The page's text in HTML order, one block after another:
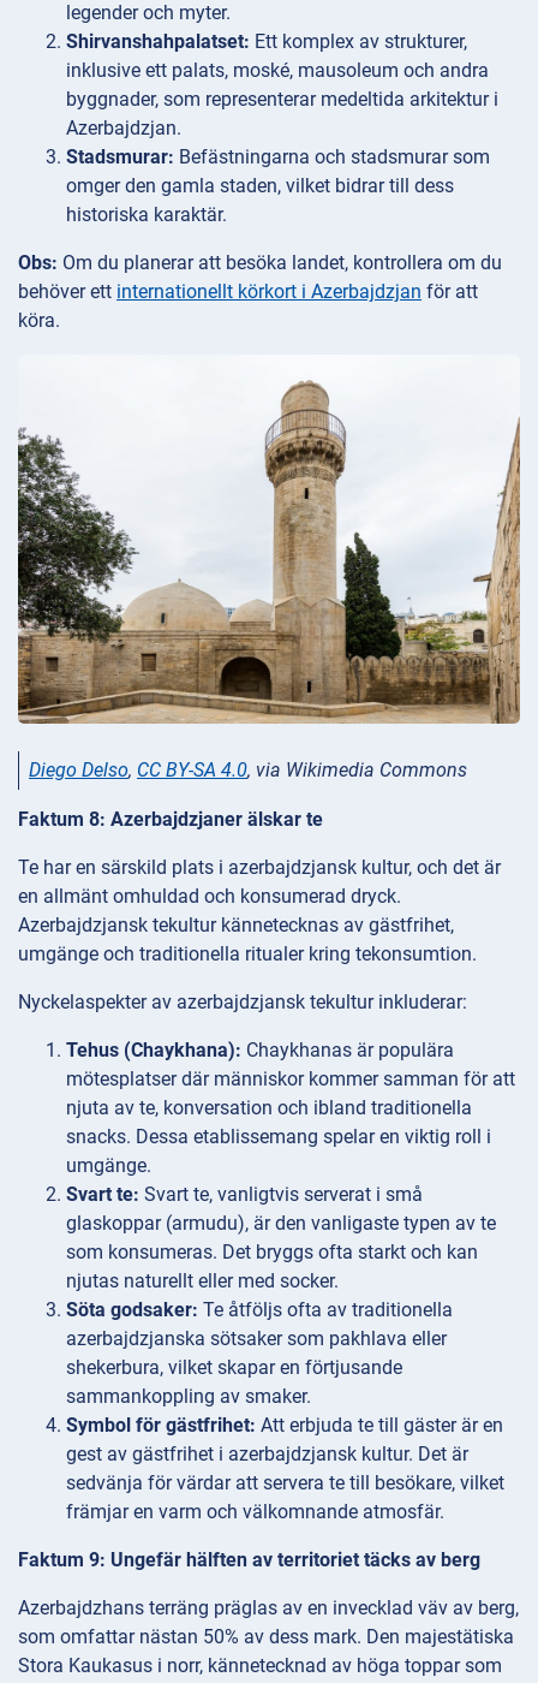
legender och myter.
Shirvanshahpalatset: Ett komplex av strukturer,
inklusive ett palats, moské, mausoleum och andra
byggnader, som representerar medeltida arkitektur i
Azerbajdzjan.
Stadsmurar: Befästningarna och stadsmurar som
omger den gamla staden, vilket bidrar till dess
historiska karaktär.
Obs: Om du planerar att besöka landet, kontrollera om du
behöver ett internationellt körkort i Azerbajdzjan för att
köra.
Diego Delso, CC BY-SA 4.0, via Wikimedia Commons
Faktum 8: Azerbajdzjaner älskar te
Te har en särskild plats i azerbajdzjansk kultur, och det är
en allmänt omhuldad och konsumerad dryck.
Azerbajdzjansk tekultur kännetecknas av gästfrihet,
umgänge och traditionella ritualer kring tekonsumtion.
Nyckelaspekter av azerbajdzjansk tekultur inkluderar:
Tehus (Chaykhana): Chaykhanas är populära
mötesplatser där människor kommer samman för att
njuta av te, konversation och ibland traditionella
snacks. Dessa etablissemang spelar en viktig roll i
umgänge.
Svart te: Svart te, vanligtvis serverat i små
glaskoppar (armudu), är den vanligaste typen av te
som konsumeras. Det bryggs ofta starkt och kan
njutas naturellt eller med socker.
Söta godsaker: Te åtföljs ofta av traditionella
azerbajdzjanska sötsaker som pakhlava eller
shekerbura, vilket skapar en förtjusande
sammankoppling av smaker.
Symbol för gästfrihet: Att erbjuda te till gäster är en
gest av gästfrihet i azerbajdzjansk kultur. Det är
sedvänja för värdar att servera te till besökare, vilket
främjar en varm och välkomnande atmosfär.
Faktum 9: Ungefär hälften av territoriet täcks av berg
Azerbajdzhans terräng präglas av en invecklad väv av berg,
som omfattar nästan 50% av dess mark. Den majestätiska
Stora Kaukasus i norr, kännetecknad av höga toppar som